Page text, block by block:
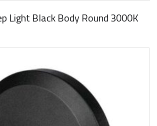
Light Black Body Round 3000K